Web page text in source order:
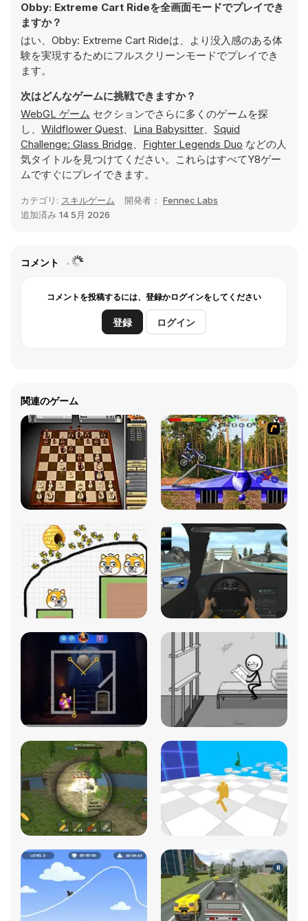
Obby: Extreme Cart Rideを全画面モードでプレイでき
ますか？
はい、Obby: Extreme Cart Rideは、より没入感のある体
験を実現するためにフルスクリーンモードでプレイでき
ます。
次はどんなゲームに挑戦できますか？
WebGL ゲーム セクションでさらに多くのゲームを探
し、 Wildflower Quest、 Lina Babysitter、 Squid
Challenge: Glass Bridge、 Fighter Legends Duo などの人
気タイトルを見つけてください。これらはすべてY8ゲー
ムですぐにプレイできます。
カテゴリ: スキルゲーム 開発者： Fennec Labs
追加済み 14 5月 2026
コメント
コメントを投稿するには、登録かログインをしてください
登録 ログイン
関連のゲーム